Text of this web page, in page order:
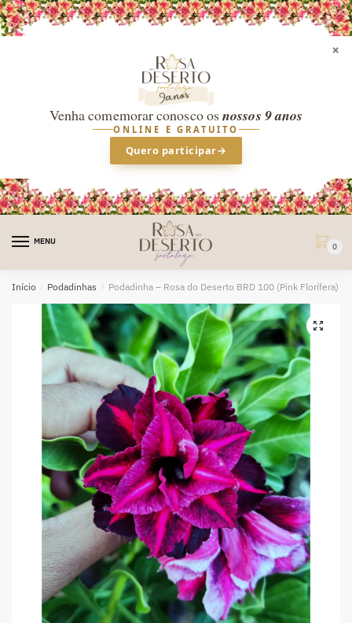
×
Venha comemorar conosco osnossos 9 anos
ONLINE E GRATUITO
Quero participar→
MENU
0
Início / Podadinhas / Podadinha – Rosa do Deserto BRD 100 (Pink Florífera)
🔍